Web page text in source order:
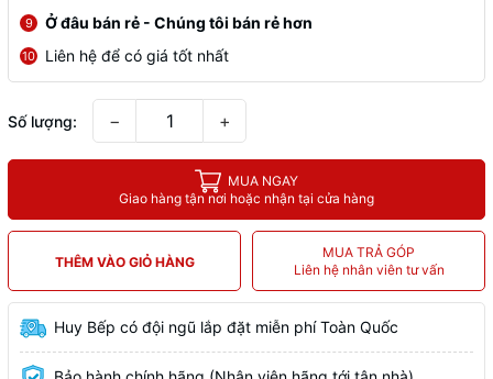
9 Ở đâu bán rẻ - Chúng tôi bán rẻ hơn
10 Liên hệ để có giá tốt nhất
Số lượng: − +
MUA NGAY
Giao hàng tận nơi hoặc nhận tại cửa hàng
THÊM VÀO GIỎ HÀNG
MUA TRẢ GÓP
Liên hệ nhân viên tư vấn
Huy Bếp có đội ngũ lắp đặt miễn phí Toàn Quốc